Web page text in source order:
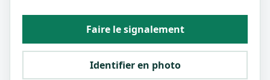
Faire le signalement
Identifier en photo